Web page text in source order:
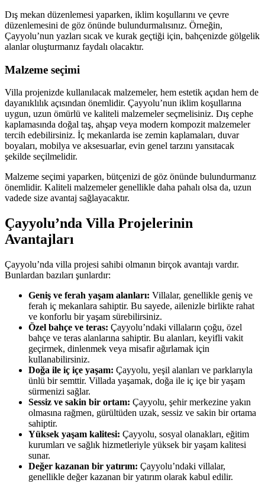
Dış mekan düzenlemesi yaparken, iklim koşullarını ve çevre
düzenlemesini de göz önünde bulundurmalısınız. Örneğin,
Çayyolu’nun yazları sıcak ve kurak geçtiği için, bahçenizde gölgelik
alanlar oluşturmanız faydalı olacaktır.
Malzeme seçimi
Villa projenizde kullanılacak malzemeler, hem estetik açıdan hem de
dayanıklılık açısından önemlidir. Çayyolu’nun iklim koşullarına
uygun, uzun ömürlü ve kaliteli malzemeler seçmelisiniz. Dış cephe
kaplamasında doğal taş, ahşap veya modern kompozit malzemeler
tercih edebilirsiniz. İç mekanlarda ise zemin kaplamaları, duvar
boyaları, mobilya ve aksesuarlar, evin genel tarzını yansıtacak
şekilde seçilmelidir.
Malzeme seçimi yaparken, bütçenizi de göz önünde bulundurmanız
önemlidir. Kaliteli malzemeler genellikle daha pahalı olsa da, uzun
vadede size avantaj sağlayacaktır.
Çayyolu’nda Villa Projelerinin
Avantajları
Çayyolu’nda villa projesi sahibi olmanın birçok avantajı vardır.
Bunlardan bazıları şunlardır:
Geniş ve ferah yaşam alanları: Villalar, genellikle geniş ve
ferah iç mekanlara sahiptir. Bu sayede, ailenizle birlikte rahat
ve konforlu bir yaşam sürebilirsiniz.
Özel bahçe ve teras: Çayyolu’ndaki villaların çoğu, özel
bahçe ve teras alanlarına sahiptir. Bu alanları, keyifli vakit
geçirmek, dinlenmek veya misafir ağırlamak için
kullanabilirsiniz.
Doğa ile iç içe yaşam: Çayyolu, yeşil alanları ve parklarıyla
ünlü bir semttir. Villada yaşamak, doğa ile iç içe bir yaşam
sürmenizi sağlar.
Sessiz ve sakin bir ortam: Çayyolu, şehir merkezine yakın
olmasına rağmen, gürültüden uzak, sessiz ve sakin bir ortama
sahiptir.
Yüksek yaşam kalitesi: Çayyolu, sosyal olanakları, eğitim
kurumları ve sağlık hizmetleriyle yüksek bir yaşam kalitesi
sunar.
Değer kazanan bir yatırım: Çayyolu’ndaki villalar,
genellikle değer kazanan bir yatırım olarak kabul edilir.